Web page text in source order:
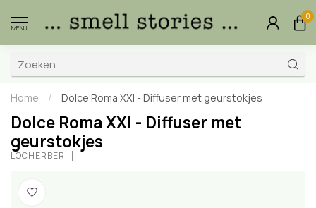
MENU
0
Home / Dolce Roma XXI - Diffuser met geurstokjes
Dolce Roma XXI - Diffuser met
geurstokjes
LOCHERBER